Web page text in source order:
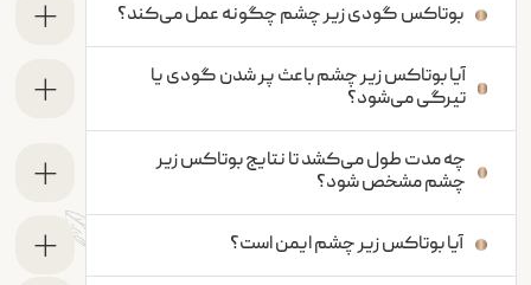
بوتاکس گودی زیر چشم چگونه عمل می‌کند؟
آیا بوتاکس زیر چشم باعث پر شدن گودی یا
تیرگی می‌شود؟
چه مدت طول می‌کشد تا نتایج بوتاکس زیر
چشم مشخص شود؟
آیا بوتاکس زیر چشم ایمن است؟